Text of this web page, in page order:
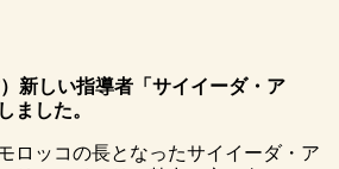
）新しい指導者「サイイーダ・ア
ました。
ロッコの長となったサイイーダ・ア